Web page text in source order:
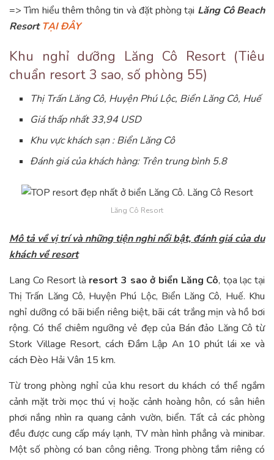
=> Tìm hiểu thêm thông tin và đặt phòng tại Lăng Cô Beach
ResortTẠI ĐÂY
Khu nghỉ dưỡng Lăng Cô Resort (Tiêu
chuẩn resort 3 sao, số phòng 55)
Thị Trấn Lăng Cô, Huyện Phú Lộc, Biển Lăng Cô, Huế
Giá thấp nhất 33,94 USD
Khu vực khách sạn : Biển Lăng Cô
Đánh giá của khách hàng: Trên trung bình 5.8
Lăng Cô Resort
Mô tả về vị trí và những tiện nghi nổi bật, đánh giá của du
khách về resort
Lang Co Resort là resort 3 sao ở biển Lăng Cô, tọa lạc tại
Thị Trấn Lăng Cô, Huyện Phú Lộc, Biển Lăng Cô, Huế. Khu
nghỉ dưỡng có bãi biển riêng biệt, bãi cát trắng mịn và hồ bơi
rộng. Có thể chiêm ngưỡng vẻ đẹp của Bán đảo Lăng Cô từ
Stork Village Resort, cách Đầm Lập An 10 phút lái xe và
cách Đèo Hải Vân 15 km.
Từ trong phòng nghỉ của khu resort du khách có thể ngắm
cảnh mặt trời mọc thú vị hoặc cảnh hoàng hôn, có sân hiên
phơi nắng nhìn ra quang cảnh vườn, biển. Tất cả các phòng
đều được cung cấp máy lạnh, TV màn hình phẳng và minibar.
Một số phòng có ban công riêng. Trong phòng tắm riêng có